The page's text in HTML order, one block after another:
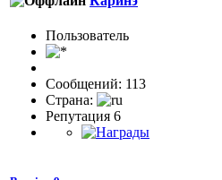
Пользовaтeль
Сообщений: 113
Страна:
Репутация 6